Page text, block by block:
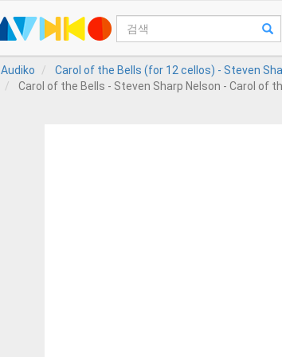
Audiko
Carol of the Bells (for 12 cellos) - Steven
Carol of the Bells - Steven Sharp Nelson - Carol of